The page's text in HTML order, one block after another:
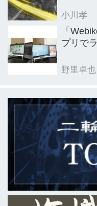
小川孝
「
プリで
野里卓也